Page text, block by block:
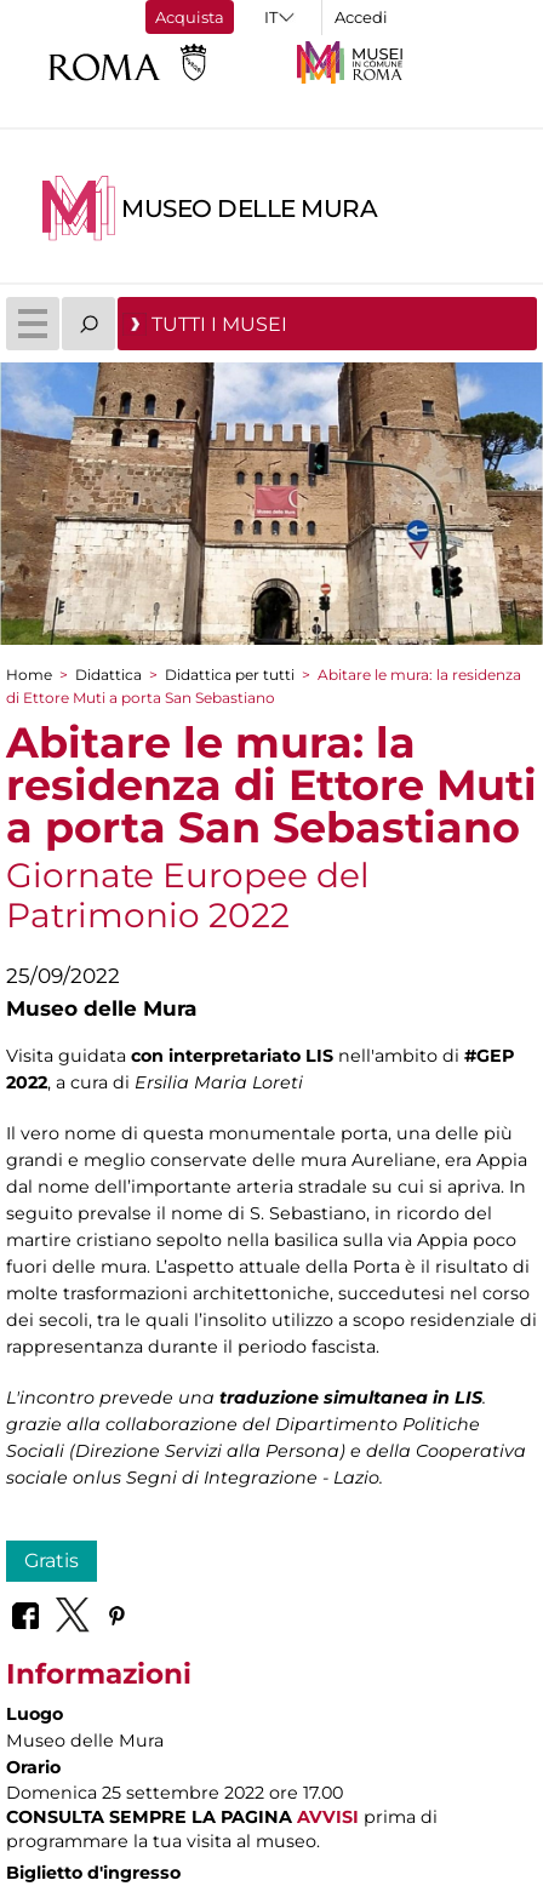
Acquista Accedi
MUSEO DELLE MURA
TUTTI I MUSEI
Tu sei qui
Home > Didattica > Didattica per tutti > Abitare le mura: la residenza
di Ettore Muti a porta San Sebastiano
Abitare le mura: la
residenza di Ettore Muti
a porta San Sebastiano
Giornate Europee del
Patrimonio 2022
25/09/2022
Museo delle Mura
Visita guidata con interpretariato LIS nell'ambito di #GEP
2022, a cura di Ersilia Maria Loreti
Il vero nome di questa monumentale porta, una delle più
grandi e meglio conservate delle mura Aureliane, era Appia
dal nome dell’importante arteria stradale su cui si apriva. In
seguito prevalse il nome di S. Sebastiano, in ricordo del
martire cristiano sepolto nella basilica sulla via Appia poco
fuori delle mura. L’aspetto attuale della Porta è il risultato di
molte trasformazioni architettoniche, succedutesi nel corso
dei secoli, tra le quali l’insolito utilizzo a scopo residenziale di
rappresentanza durante il periodo fascista.
L'incontro prevede una traduzione simultanea in LIS.
grazie alla collaborazione del Dipartimento Politiche
Sociali (Direzione Servizi alla Persona) e della Cooperativa
sociale onlus Segni di Integrazione - Lazio.
Gratis
Informazioni
Luogo
Museo delle Mura
Orario
Domenica 25 settembre 2022 ore 17.00
CONSULTA SEMPRE LA PAGINA AVVISI prima di
programmare la tua visita al museo.
Biglietto d'ingresso